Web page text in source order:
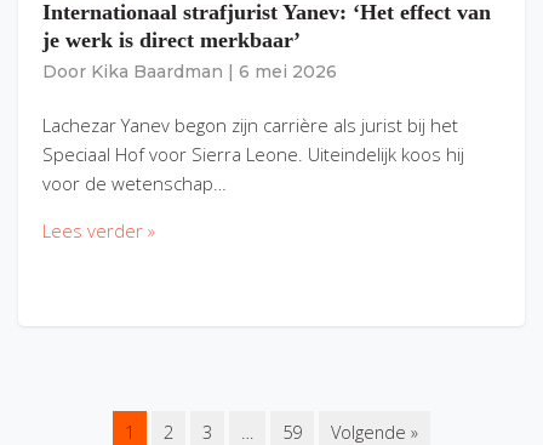
Internationaal strafjurist Yanev: ‘Het effect van
je werk is direct merkbaar’
Door Kika Baardman 6 mei 2026
Lachezar Yanev begon zijn carrière als jurist bij het
Speciaal Hof voor Sierra Leone. Uiteindelijk koos hij
voor de wetenschap…
Lees verder »
1 2 3 … 59 Volgende »